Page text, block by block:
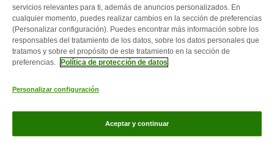
Quiénes somos Empleo
Contacto
Gastos de envío y plazo de entrega
Formas de pago
Protección de datos
servicios relevantes para ti, además de anuncios personalizados. En
cualquier momento, puedes realizar cambios en la sección de preferencias
(Personalizar configuración). Puedes encontrar más información sobre los
responsables del tratamiento de los datos, sobre los datos personales que
tratamos y sobre el propósito de este tratamiento en la sección de
preferencias.
Política de protección de datos
Personalizar configuración
Aceptar y continuar